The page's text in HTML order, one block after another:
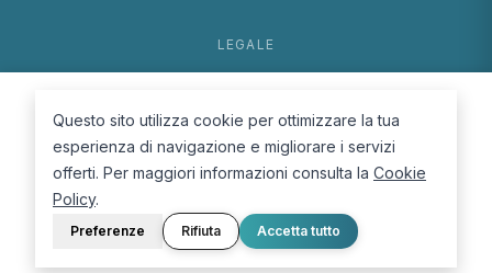
LEGALE
Cookie Policy
© 2026 D.Lab S.r.l. — InBuoneMani
Questo sito utilizza cookie per ottimizzare la tua
esperienza di navigazione e migliorare i servizi
offerti. Per maggiori informazioni consulta la Cookie
Policy.
Preferenze Rifiuta Accetta tutto